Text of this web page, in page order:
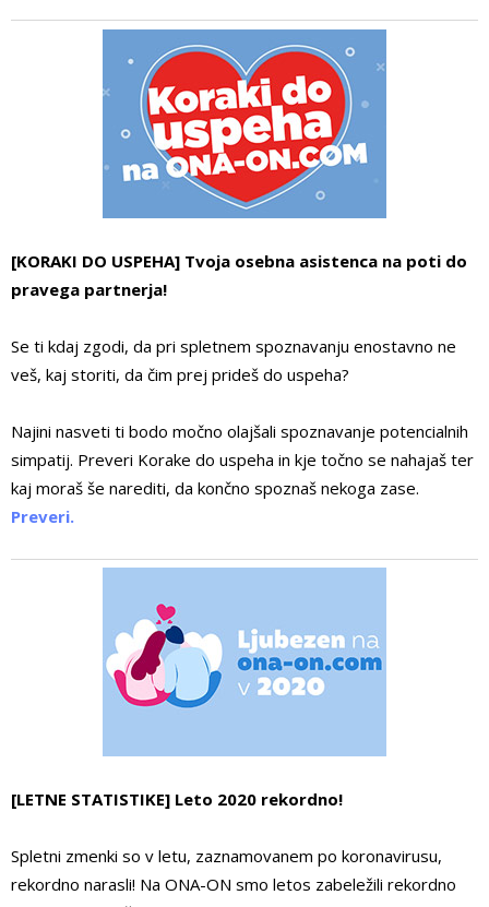
[KORAKI DO USPEHA] Tvoja osebna asistenca na poti do
pravega partnerja!
Se ti kdaj zgodi, da pri spletnem spoznavanju enostavno ne
veš, kaj storiti, da čim prej prideš do uspeha?
Najini nasveti ti bodo močno olajšali spoznavanje potencialnih
simpatij. Preveri Korake do uspeha in kje točno se nahajaš ter
kaj moraš še narediti, da končno spoznaš nekoga zase.
Preveri.
[LETNE STATISTIKE] Leto 2020 rekordno!
Spletni zmenki so v letu, zaznamovanem po koronavirusu,
rekordno narasli! Na ONA-ON smo letos zabeležili rekordno